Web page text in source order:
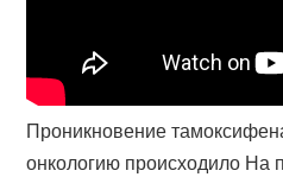
Проникновение
онкологию происходило На